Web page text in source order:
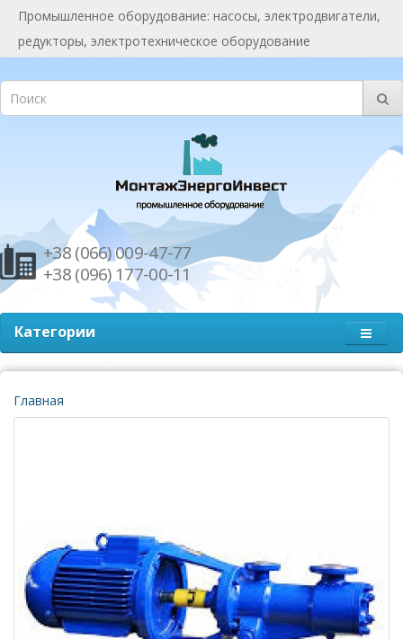
Промышленное оборудование: насосы, электродвигатели,
редукторы, электротехническое оборудование
+38 (066) 009-47-77
+38 (096) 177-00-11
Категории
Главная